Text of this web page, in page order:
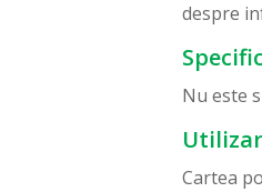
despre
Nu este
Cartea